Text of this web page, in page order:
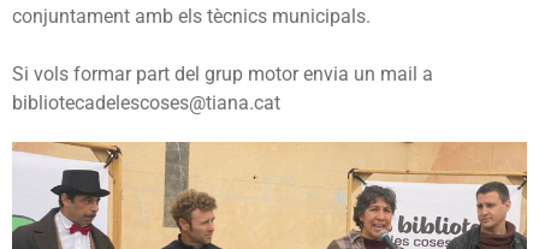
conjuntament amb els tècnics municipals.
Si vols formar part del grup motor envia un mail a
bibliotecadelescoses@tiana.cat